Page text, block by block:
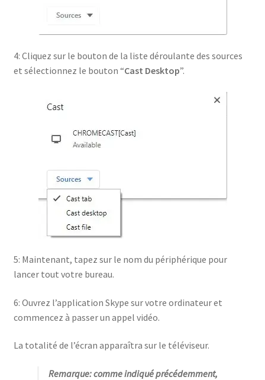
4: Cliquez sur le bouton de la liste déroulante des sources
et sélectionnez le bouton “Cast Desktop”.
5: Maintenant, tapez sur le nom du périphérique pour
lancer tout votre bureau.
6: Ouvrez l’application Skype sur votre ordinateur et
commencez à passer un appel vidéo.
La totalité de l’écran apparaîtra sur le téléviseur.
Remarque: comme indiqué précédemment,